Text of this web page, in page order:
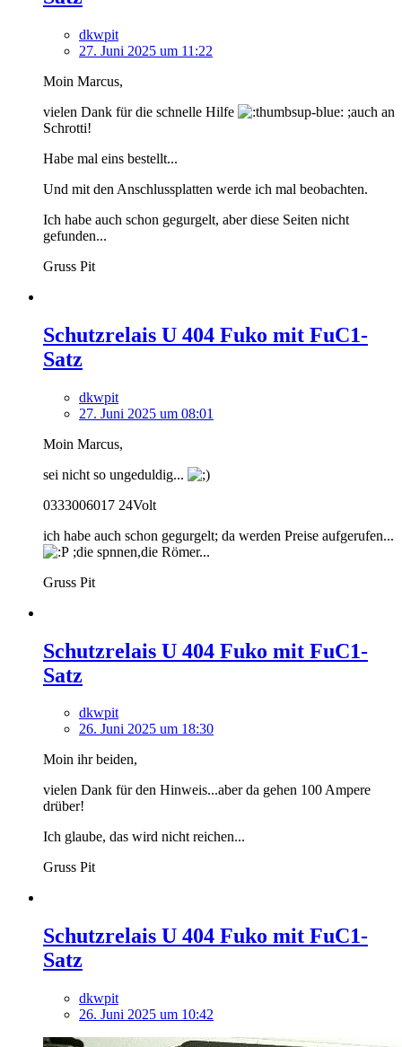
dkwpit
27. Juni 2025 um 11:22
Moin Marcus,
vielen Dank für die schnelle Hilfe
;auch an
Schrotti!
Habe mal eins bestellt...
Und mit den Anschlussplatten werde ich mal beobachten.
Ich habe auch schon gegurgelt, aber diese Seiten nicht
gefunden...
Gruss Pit
Schutzrelais U 404 Fuko mit FuC1-
Satz
dkwpit
27. Juni 2025 um 08:01
Moin Marcus,
sei nicht so ungeduldig...
0333006017 24Volt
ich habe auch schon gegurgelt; da werden Preise aufgerufen...
;die spnnen,die Römer...
Gruss Pit
Schutzrelais U 404 Fuko mit FuC1-
Satz
dkwpit
26. Juni 2025 um 18:30
Moin ihr beiden,
vielen Dank für den Hinweis...aber da gehen 100 Ampere
drüber!
Ich glaube, das wird nicht reichen...
Gruss Pit
Schutzrelais U 404 Fuko mit FuC1-
Satz
dkwpit
26. Juni 2025 um 10:42